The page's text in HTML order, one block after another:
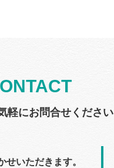
軽にお問合せください
いただきます。